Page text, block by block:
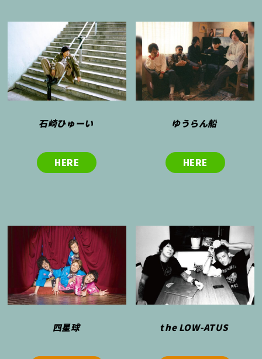
石崎ひゅーい
HERE
ゆうらん船
HERE
四星球 the LOW-ATUS